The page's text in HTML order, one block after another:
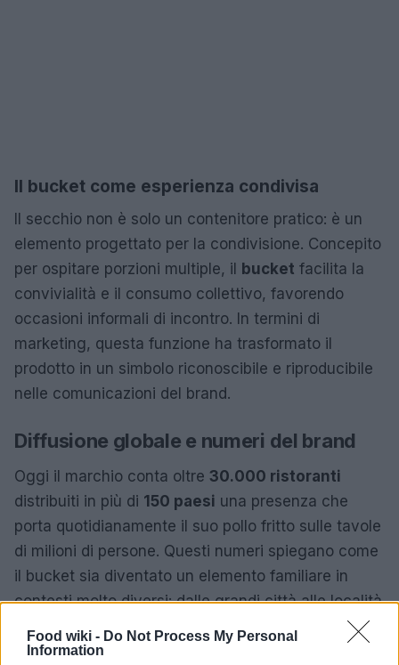
Food wiki - Do Not Process My Personal
Information
Il bucket come esperienza condivisa
Il secchio non è solo un contenitore pratico: è un
elemento progettato per la condivisione. Concepito
per ospitare porzioni multiple, il bucket facilita la
convivialità e il consumo collettivo, favorendo
occasioni informali di incontro. In termini di
marketing, questa funzione ha trasformato il
prodotto in un simbolo riconoscibile e riproducibile
nelle comunicazioni del brand.
Diffusione globale e numeri del brand
Oggi il marchio conta oltre 30.000 ristoranti
distribuiti in più di 150 paesi una presenza che
porta quotidianamente il suo pollo fritto sulle tavole
di milioni di persone. Questi numeri spiegano come
il bucket sia diventato un elemento familiare in
contesti molto diversi: dalle grandi città alle località
un’esperienza riconoscibile e ripetibile.